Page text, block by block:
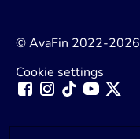
© AvaFin 2022-2026
Cookie settings